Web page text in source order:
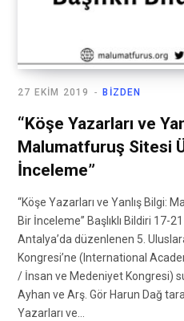
BIZDEN
27 EKIM 2019
“Köşe Yazarları ve
Malumatfuruş Sitesi
İnceleme”
“Köşe Yazarları ve Yanlış Bilgi:
Bir İnceleme” Başlıklı Bildiri 17-
Antalya’da düzenlenen 5.
Kongresi’ne (International
/ İnsan ve Medeniyet Kongresi)
Ayhan ve Arş. Gör Harun Dağ
Yazarları ve…